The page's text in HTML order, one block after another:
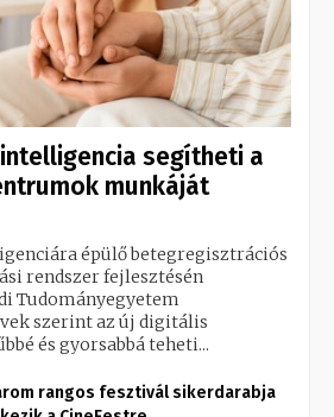
segítheti a
munkáját
épülő betegregisztrációs
rendszer fejlesztésén
Tudományegyetem
szerint az új digitális
és gyorsabbá teheti...
rangos fesztivál sikerdarabja